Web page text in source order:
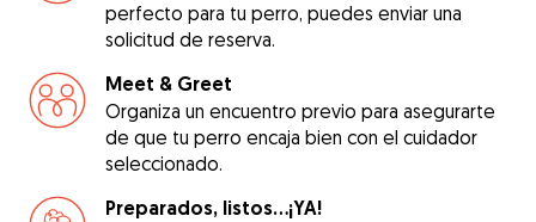
perfecto para tu perro, puedes enviar una
solicitud de reserva.
Meet & Greet
Organiza un encuentro previo para asegurarte
de que tu perro encaja bien con el cuidador
seleccionado.
Preparados, listos...¡YA!